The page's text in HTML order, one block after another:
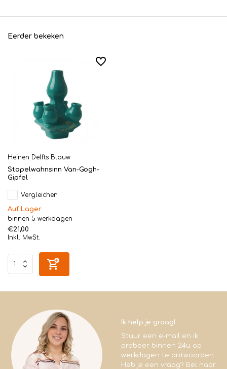
Eerder bekeken
Heinen Delfts Blauw
Stapelwahnsinn Van-Gogh-
Gipfel
Vergleichen
Auf Lager
binnen 5 werkdagen
€21,00
Inkl. MwSt.
Ik help je graag!
Stuur een e-mail en ik
probeer binnen 24u op
werkdagen te antwoorden.
Heb je een vraag? Bel naar